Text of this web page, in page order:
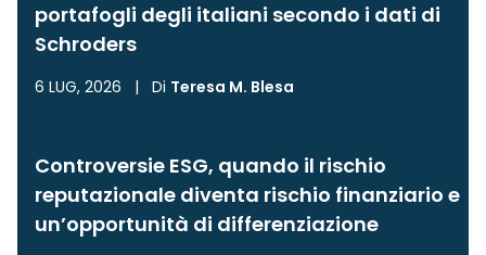
portafogli degli italiani secondo i dati di
Schroders
6 LUG, 2026 | Di Teresa M. Blesa
Controversie ESG, quando il rischio
reputazionale diventa rischio finanziario e
un’opportunità di differenziazione